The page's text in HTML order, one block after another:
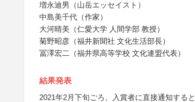
増永迪男（山岳エッセイスト）
中島美千代（作家）
大河晴美（仁愛大学 人間学部 教授）
菊野昭彦（福井新聞社 文化生活部長）
冨澤宏二（福井県高等学校 文化連盟代表）
結果発表
2021年2月下旬ごろ、入賞者に直接通知する